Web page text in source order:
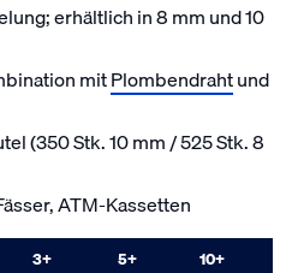
erhältlich in 8 mm und 10
mitPlombendrahtund
(350 Stk. 10 mm / 525 Stk. 8
ATM-Kassetten
3+ 5+ 10+